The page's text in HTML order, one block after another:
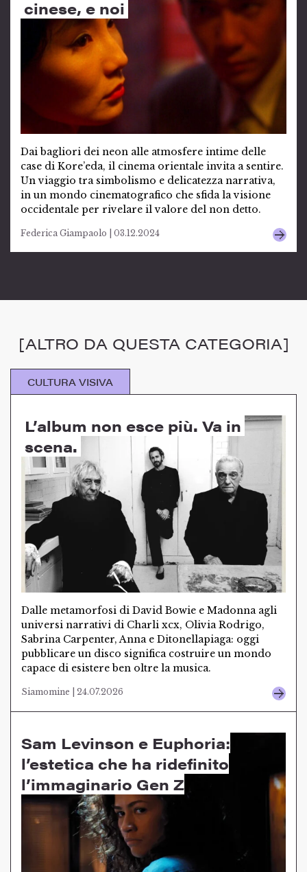
cinese, e noi
Dai bagliori dei neon alle atmosfere intime delle
case di Kore’eda, il cinema orientale invita a sentire.
Un viaggio tra simbolismo e delicatezza narrativa,
in un mondo cinematografico che sfida la visione
occidentale per rivelare il valore del non detto.
Federica Giampaolo | 03.12.2024
[ALTRO DA QUESTA CATEGORIA]
CULTURA VISIVA
L’album non esce più. Va in
scena.
Dalle metamorfosi di David Bowie e Madonna agli
universi narrativi di Charli xcx, Olivia Rodrigo,
Sabrina Carpenter, Anna e Ditonellapiaga: oggi
pubblicare un disco significa costruire un mondo
capace di esistere ben oltre la musica.
Siamomine | 24.07.2026
Sam Levinson e Euphoria:
l’estetica che ha ridefinito
l’immaginario Gen Z